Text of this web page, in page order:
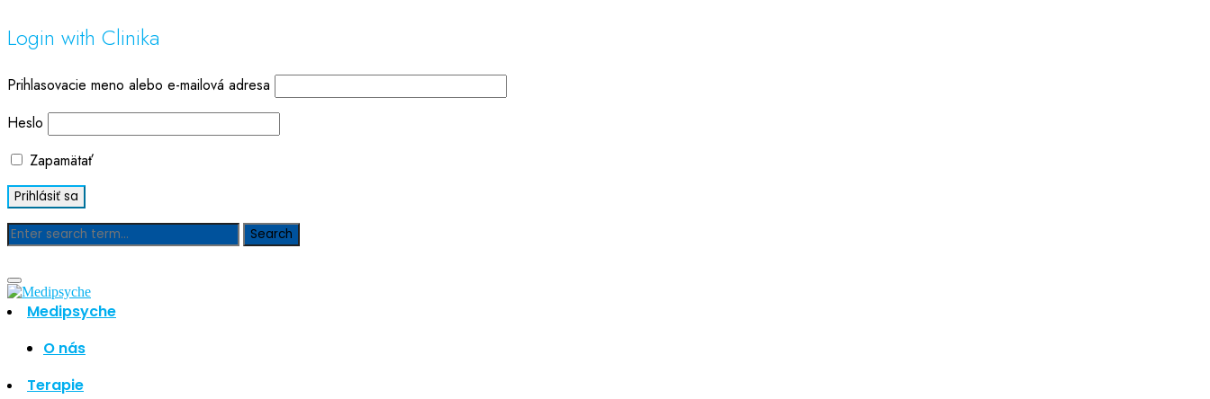
Login with Clinika
Prihlasovacie meno alebo e-mailová adresa
Heslo
Zapamätať
Medipsyche
O nás
Terapie
Blog
Hľadať